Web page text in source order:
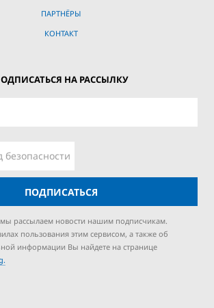
ПАРТНЁРЫ
КОНТАКТ
НА РАССЫЛКУ
ПОДПИСАТЬСЯ
рассылаем новости нашим подписчикам.
пользования этим сервисом, а также об
информации Вы найдете на странице